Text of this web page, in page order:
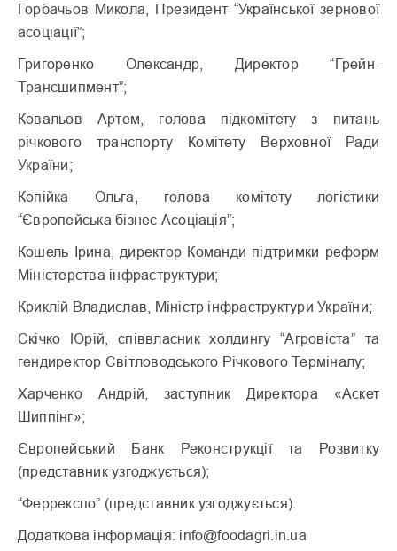
Горбачьов Микола, Президент “Української зернової
асоціації”;
Григоренко Олександр, Директор “Грейн-
Трансшипмент”;
Ковальов Артем, голова підкомітету з питань
річкового транспорту Комітету Верховної Ради
України;
Копійка Ольга, голова комітету логістики
“Європейська бізнес Асоціація”;
Кошель Ірина, директор Команди підтримки реформ
Міністерства інфраструктури;
Криклій Владислав, Міністр інфраструктури України;
Скічко Юрій, співвласник холдингу “Агровіста” та
гендиректор Світловодського Річкового Терміналу;
Харченко Андрій, заступник Директора «Аскет
Шиппінг»;
Європейський Банк Реконструкції та Розвитку
(представник узгоджується);
“Феррекспо” (представник узгоджується).
Додаткова інформація: info@foodagri.in.ua